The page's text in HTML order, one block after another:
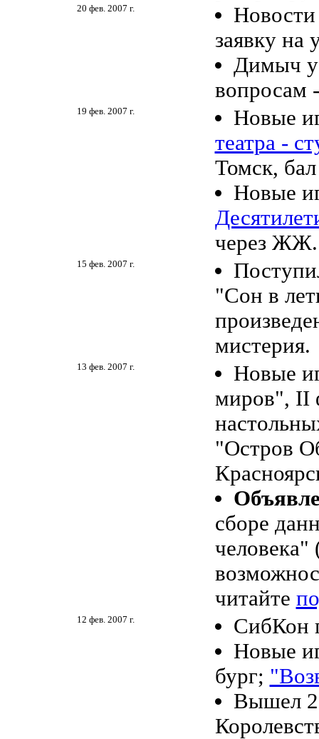
20 фев. 2007 г.
заявку на
Димыч
вопросам
19 фев. 2007 г.
Новые
театра -
Томск,
Новые
через ЖЖ.
15 фев. 2007 г.
"Сон в
мистерия.
13 фев. 2007 г.
Новые
миров", II
"Остров
сборе
человека"
читайте
12 фев. 2007 г.
СибКон
Новые
бург;
Вышел